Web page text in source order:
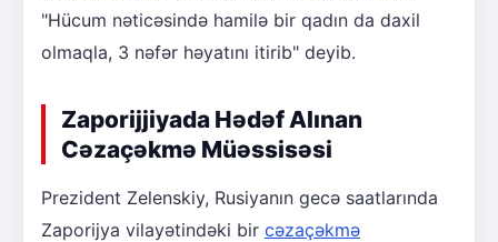
"Hücum nəticəsində hamilə bir qadın da daxil
olmaqla, 3 nəfər həyatını itirib" deyib.
Zaporijjiyada Hədəf Alınan
Cəzaçəkmə Müəssisəsi
Prezident Zelenskiy, Rusiyanın gecə saatlarında
Zaporijya vilayətindəki bir cəzaçəkmə